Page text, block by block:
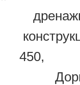
450,